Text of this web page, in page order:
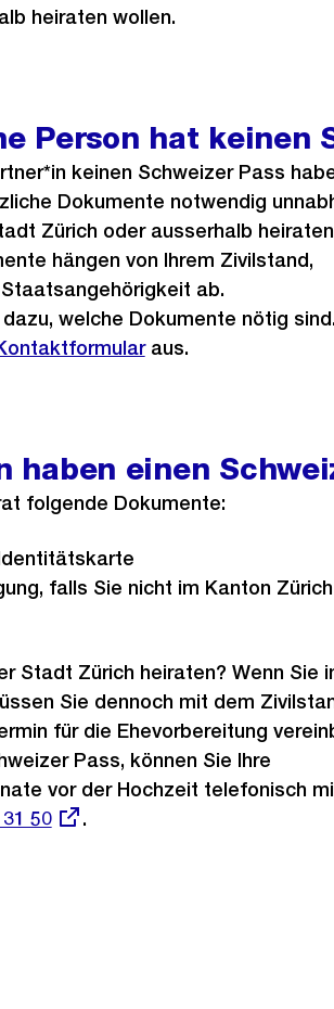
heiraten wollen.
Person hat keinen
keinen Schweizer Pass
Dokumente notwendig
Zürich oder ausserhalb
hängen von Ihrem Zivilstand,
ab.
welche Dokumente nötig
aus.
haben einen
folgende Dokumente:
falls Sie nicht im Kanton
Stadt Zürich heiraten? Wenn Sie
Sie dennoch mit dem
für die Ehevorbereitung
Pass, können Sie Ihre
vor der Hochzeit telefonisch
50 .